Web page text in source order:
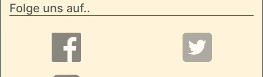
Folge uns auf..